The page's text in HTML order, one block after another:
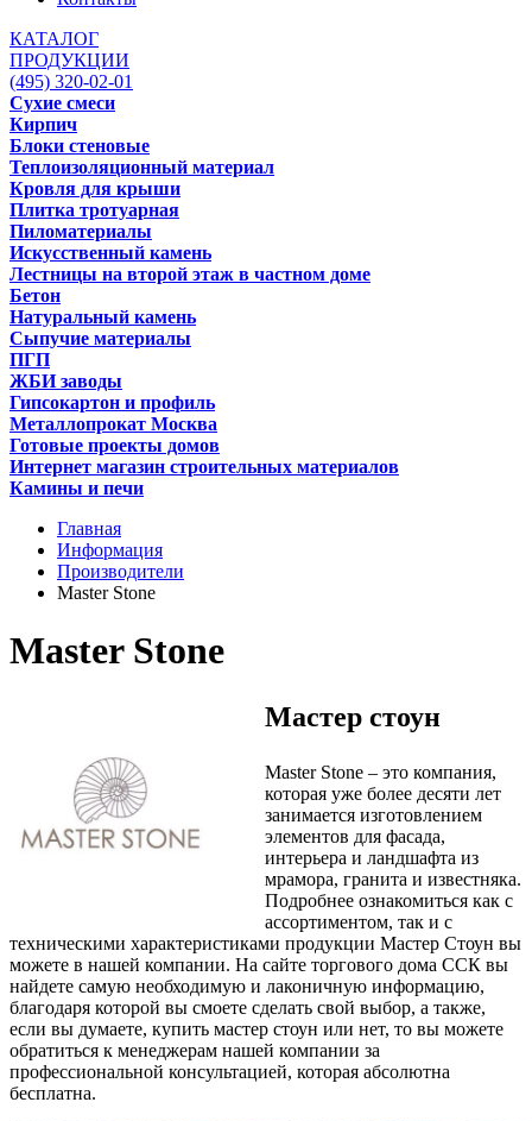
КАТАЛОГ
ПРОДУКЦИИ
(495) 320-02-01
Сухие смеси
Кирпич
Блоки стеновые
Теплоизоляционный материал
Кровля для крыши
Плитка тротуарная
Пиломатериалы
Искусственный камень
Лестницы на второй этаж в частном доме
Бетон
Натуральный камень
Сыпучие материалы
ПГП
ЖБИ заводы
Гипсокартон и профиль
Металлопрокат Москва
Готовые проекты домов
Интернет магазин строительных материалов
Камины и печи
Главная
Информация
Производители
Master Stone
Master Stone
Мастер стоун
Master Stone – это компания,
которая уже более десяти лет
занимается изготовлением
элементов для фасада,
интерьера и ландшафта из
мрамора, гранита и известняка.
Подробнее ознакомиться как с
ассортиментом, так и с
техническими характеристиками продукции Мастер Стоун вы
можете в нашей компании. На сайте торгового дома ССК вы
найдете самую необходимую и лаконичную информацию,
благодаря которой вы смоете сделать свой выбор, а также,
если вы думаете, купить мастер стоун или нет, то вы можете
обратиться к менеджерам нашей компании за
профессиональной консультацией, которая абсолютна
бесплатна.